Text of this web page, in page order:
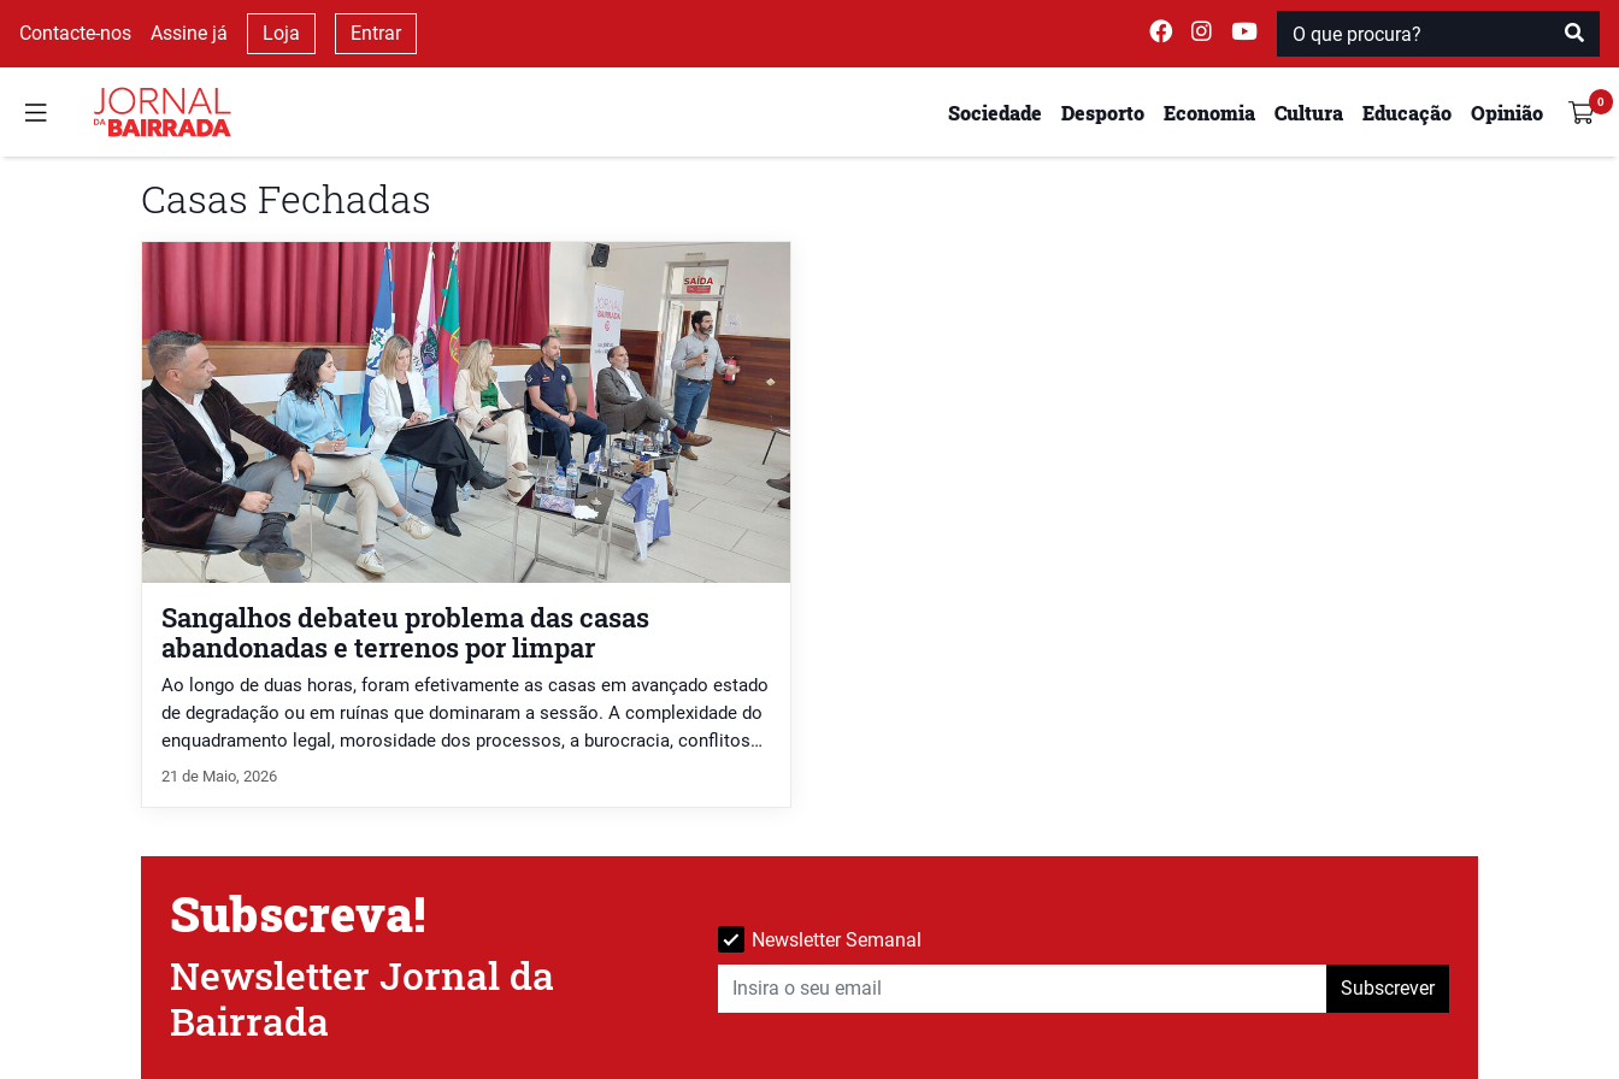
Contacte-nos Assine já Loja Entrar
Sociedade Desporto Economia Cultura Educação Opinião
Casas Fechadas
Sangalhos debateu problema das casas
abandonadas e terrenos por limpar
Ao longo de duas horas, foram efetivamente as casas em avançado estado
de degradação ou em ruínas que dominaram a sessão. A complexidade do
enquadramento legal, morosidade dos processos, a burocracia, conflitos
familiares relacionados com heranças, e o “preço emocional” dos imóveis
21 de Maio, 2026
Subscreva!
Newsletter Jornal da
Bairrada
Newsletter Semanal
Subscrever